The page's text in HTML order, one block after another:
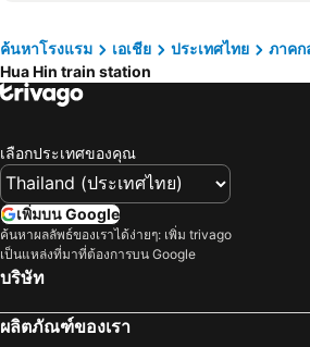
The Kaset, Hua Hin
ไฮแอท รีเจนซี่ หัวหิน
โรงแรมสายลม หัวหิน
Ace of Hua Hin Resort
Hua Hin Loft
Wora Bura Hua Hin Resort & Spa
Asira Boutique HuaHin
โรงแรมทิพย์อุไรซิตี้
สนามบินดอนเมือง
อ่าวมะน
สังขละบุรี
เอ็มอาร์ที สุขุมวิท
อุทยาน
ไบเทคบางนา
บีทีเอส นานา
ถนนข้าวสาร
Suphachalasai Stadium
ล่องเรือแม่น้ำเจ้าพระยา และวัดอรุณ
ค้นหาโรงแรม เอเชีย ประเทศไทย ภาคก
Hua Hin train station
เลือกประเทศของคุณ
เพิ่มบน Google
ค้นหาผลลัพธ์ของเราได้ง่ายๆ: เพิ่ม trivago
เป็นแหล่งที่มาที่ต้องการบน Google
บริษัท
ผลิตภัณฑ์ของเรา